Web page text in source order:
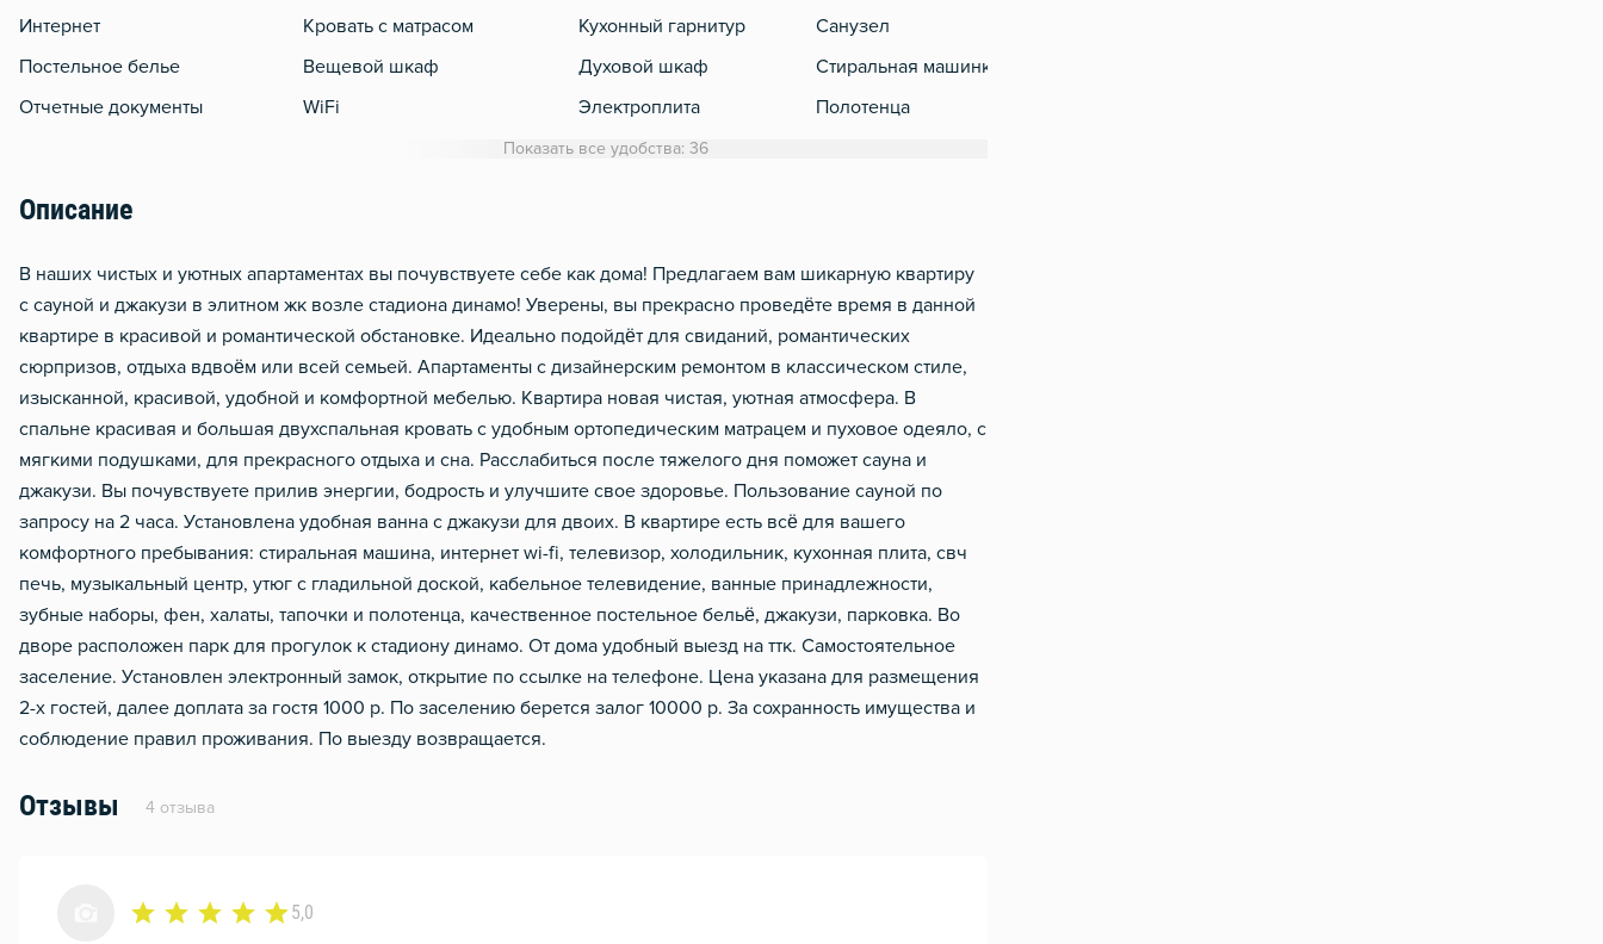
Интернет
Постельное белье
Отчетные документы
Кровать с матрасом
Вещевой шкаф
WiFi
Сушилка для белья
Отопление
Тапочки
Чистящие средства
Металлическая дверь
Мобильный интернет 3g/4g
Кухонный гарнитур
Духовой шкаф
Электроплита
Холодильник
Посуда
Столовые приборы
Барная стойка
Санузел
Стиральная машинка
Полотенца
Джакузи
Халат
Показать все удобства: 36
Описание
В наших чистых и уютных апартаментах вы почувствуете себе как дома! Предлагаем вам шикарную квартиру
с сауной и джакузи в элитном жк возле стадиона динамо! Уверены, вы прекрасно проведёте время в данной
квартире в красивой и романтической обстановке. Идеально подойдёт для свиданий, романтических
сюрпризов, отдыха вдвоём или всей семьей. Апартаменты с дизайнерским ремонтом в классическом стиле,
изысканной, красивой, удобной и комфортной мебелью. Квартира новая чистая, уютная атмосфера. В
спальне красивая и большая двухспальная кровать с удобным ортопедическим матрацем и пуховое одеяло, с
мягкими подушками, для прекрасного отдыха и сна. Расслабиться после тяжелого дня поможет сауна и
джакузи. Вы почувствуете прилив энергии, бодрость и улучшите свое здоровье. Пользование сауной по
запросу на 2 часа. Установлена удобная ванна с джакузи для двоих. В квартире есть всё для вашего
комфортного пребывания: стиральная машина, интернет wi-fi, телевизор, холодильник, кухонная плита, свч
печь, музыкальный центр, утюг с гладильной доской, кабельное телевидение, ванные принадлежности,
зубные наборы, фен, халаты, тапочки и полотенца, качественное постельное бельё, джакузи, парковка. Во
дворе расположен парк для прогулок к стадиону динамо. От дома удобный выезд на ттк. Самостоятельное
заселение. Установлен электронный замок, открытие по ссылке на телефоне. Цена указана для размещения
2-х гостей, далее доплата за гостя 1000 р. По заселению берется залог 10000 р. За сохранность имущества и
соблюдение правил проживания. По выезду возвращается.
Отзывы 4 отзыва
5,0